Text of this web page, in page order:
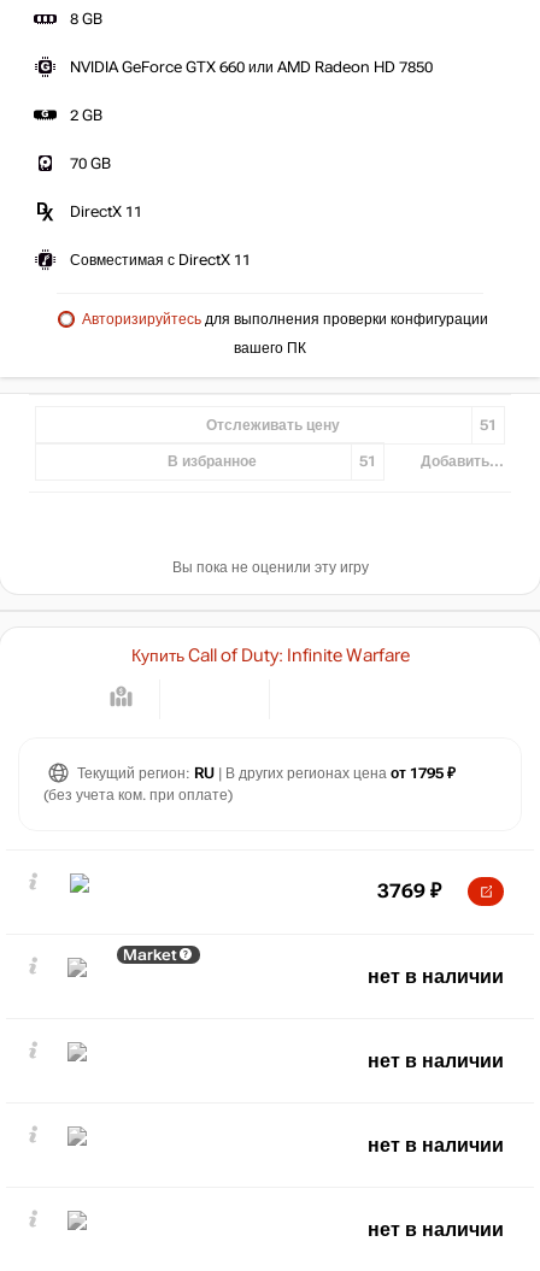
8 GB
NVIDIA GeForce GTX 660 или AMD Radeon HD 7850
2 GB
70 GB
DirectX 11
Совместимая с DirectX 11
Авторизируйтесь для выполнения проверки конфигурации
вашего ПК
Отслеживать цену 51
В избранное 51 Добавить...
Вы пока не оценили эту игру
Купить Call of Duty: Infinite Warfare
Текущий регион: RU | В других регионах цена от 1795 ₽
(без учета ком. при оплате)
3769 ₽
Market
нет в наличии
нет в наличии
нет в наличии
нет в наличии